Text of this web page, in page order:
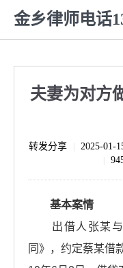
金乡律师电话
夫妻为对方
转发分享 2025-01-
基本案情
出借人张某与
同》，约定蔡某借